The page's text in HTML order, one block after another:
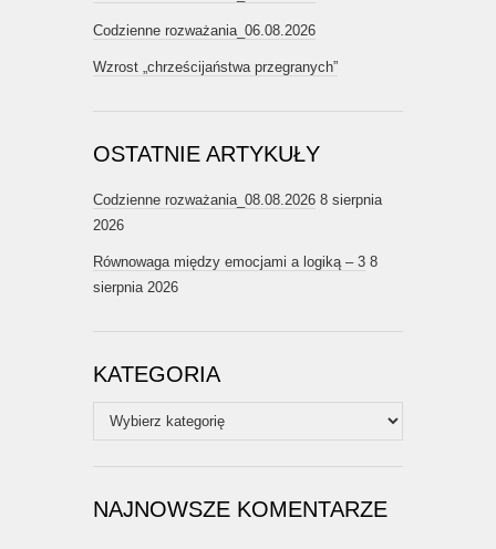
Codzienne rozważania_06.08.2026
Wzrost „chrześcijaństwa przegranych”
OSTATNIE ARTYKUŁY
Codzienne rozważania_08.08.2026 8 sierpnia
2026
Równowaga między emocjami a logiką – 3 8
sierpnia 2026
KATEGORIA
Kategoria
NAJNOWSZE KOMENTARZE